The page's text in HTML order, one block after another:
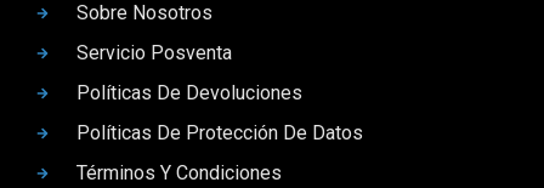
Sobre Nosotros
Servicio Posventa
Políticas De Devoluciones
Políticas De Protección De Datos
Términos Y Condiciones